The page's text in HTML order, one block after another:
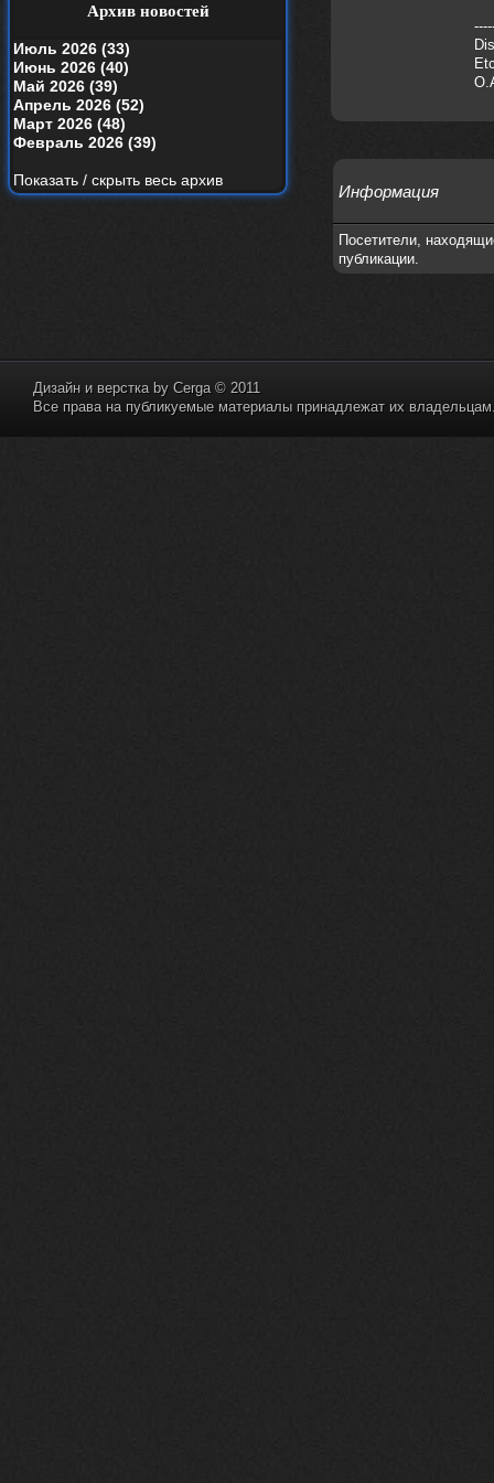
your window вышел
nеrvous_dеvil
Альбом года баста/гуф
Alternativshik_6
https://www.youtube.com/watch?v=k
yHesI7AYKg
зашел на сайт спустя 10 лет, почитал
nеrvous_dеvil 28 марта 2026
https://www.instagram.com/reel/DU
Архив новостей
Июль 2026 (33)
Июнь 2026 (40)
Май 2026 (39)
Апрель 2026 (52)
Март 2026 (48)
Февраль 2026 (39)
Показать / скрыть весь архив
Информация
Посетители,
публикации.
Дизайн и верстка by Cerga© 2011
Все права на публикуемые материалы принадлежат их